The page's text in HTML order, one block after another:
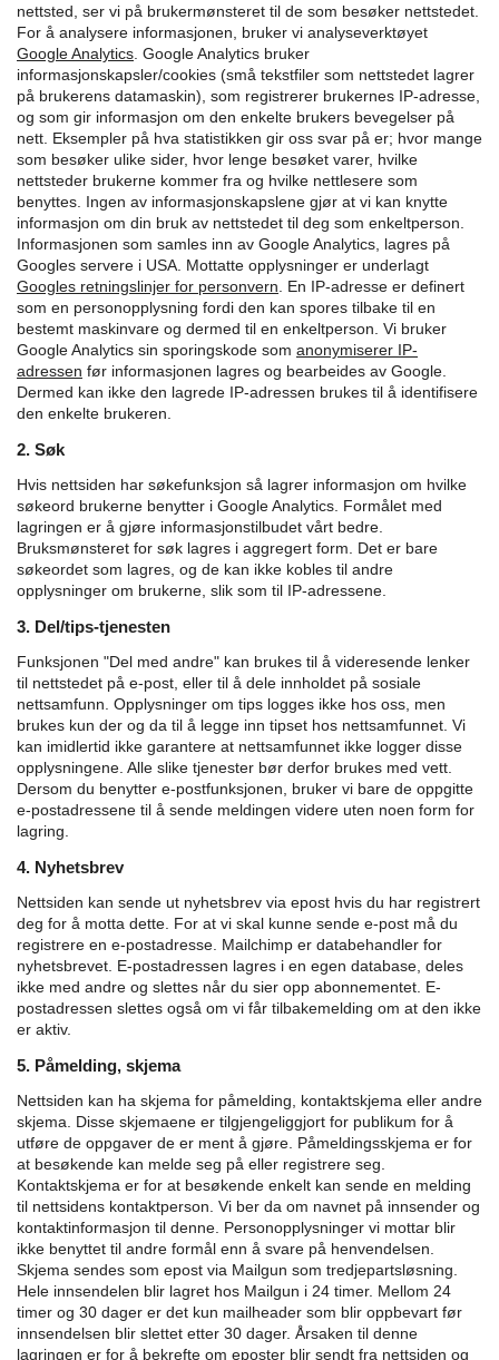
nettsted, ser vi på brukermønsteret til de som besøker nettstedet.
For å analysere informasjonen, bruker vi analyseverktøyet
Google Analytics Google Analytics bruker
informasjonskapsler/cookies (små tekstfiler som nettstedet lagrer
på brukerens datamaskin), som registrerer brukernes IP-adresse,
og som gir informasjon om den enkelte brukers bevegelser på
nett. Eksempler på hva statistikken gir oss svar på er; hvor mange
som besøker ulike sider, hvor lenge besøket varer, hvilke
nettsteder brukerne kommer fra og hvilke nettlesere som
benyttes. Ingen av informasjonskapslene gjør at vi kan knytte
informasjon om din bruk av nettstedet til deg som enkeltperson.
Informasjonen som samles inn av Google Analytics, lagres på
Googles servere i USA. Mottatte opplysninger er underlagt
Googles retningslinjer for personvern
En IP-adresse er definert
som en personopplysning fordi den kan spores tilbake til en
bestemt maskinvare og dermed til en enkeltperson. Vi bruker
Google Analytics sin sporingskode som anonymiserer IP-
adressen før informasjonen lagres og bearbeides av Google.
Dermed kan ikke den lagrede IP-adressen brukes til å identifisere
den enkelte brukeren.
2. Søk
Hvis nettsiden har søkefunksjon så lagrer informasjon om hvilke
søkeord brukerne benytter i Google Analytics. Formålet med
lagringen er å gjøre informasjonstilbudet vårt bedre.
Bruksmønsteret for søk lagres i aggregert form. Det er bare
søkeordet som lagres, og de kan ikke kobles til andre
opplysninger om brukerne, slik som til IP-adressene.
3. Del/tips-tjenesten
Funksjonen "Del med andre" kan brukes til å videresende lenker
til nettstedet på e-post, eller til å dele innholdet på sosiale
nettsamfunn. Opplysninger om tips logges ikke hos oss, men
brukes kun der og da til å legge inn tipset hos nettsamfunnet. Vi
kan imidlertid ikke garantere at nettsamfunnet ikke logger disse
opplysningene. Alle slike tjenester bør derfor brukes med vett.
Dersom du benytter e-postfunksjonen, bruker vi bare de oppgitte
e-postadressene til å sende meldingen videre uten noen form for
lagring.
4. Nyhetsbrev
Nettsiden kan sende ut nyhetsbrev via epost hvis du har registrert
deg for å motta dette. For at vi skal kunne sende e-post må du
registrere en e-postadresse. Mailchimp er databehandler for
nyhetsbrevet. E-postadressen lagres i en egen database, deles
ikke med andre og slettes når du sier opp abonnementet. E-
postadressen slettes også om vi får tilbakemelding om at den ikke
er aktiv.
5. Påmelding, skjema
Nettsiden kan ha skjema for påmelding, kontaktskjema eller andre
skjema. Disse skjemaene er tilgjengeliggjort for publikum for å
utføre de oppgaver de er ment å gjøre. Påmeldingsskjema er for
at besøkende kan melde seg på eller registrere seg.
Kontaktskjema er for at besøkende enkelt kan sende en melding
til nettsidens kontaktperson. Vi ber da om navnet på innsender og
kontaktinformasjon til denne. Personopplysninger vi mottar blir
ikke benyttet til andre formål enn å svare på henvendelsen.
Skjema sendes som epost via Mailgun som tredjepartsløsning.
Hele innsendelen blir lagret hos Mailgun i 24 timer. Mellom 24
timer og 30 dager er det kun mailheader som blir oppbevart før
innsendelsen blir slettet etter 30 dager. Årsaken til denne
lagringen er for å bekrefte om eposter blir sendt fra nettsiden og